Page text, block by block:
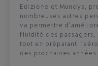
Edizione et Mundys,
nombreuses autres
va permettre
fluidité des passagers,
tout en préparant
des prochaines années.